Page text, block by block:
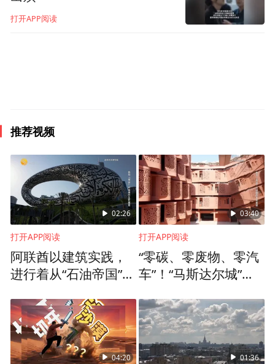
打开APP阅读
推荐视频
02:26
打开APP阅读
阿联酋以建筑实践，
进行着从“石油帝国”向
03:40
打开APP阅读
“零碳、零废物、零汽
车”！“马斯达尔城”是
一颗明珠
04:20 01:36